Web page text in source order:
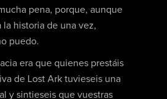
pena, porque, aunque
la historia de una vez,
puedo.
era que quienes prestáis
de Lost Ark tuvieseis una
y sintieseis que vuestras